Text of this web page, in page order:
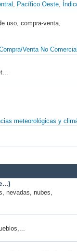
Pacífico Oeste
uso, compra-venta,
Venta No
meteorológicas y
nevadas, nubes,